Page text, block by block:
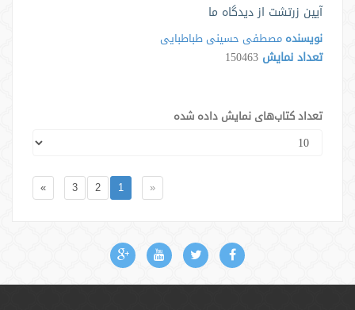
آیین زرتشت از دیدگاه ما
نویسنده مصطفی حسینی طباطبایی
تعداد نمایش 150463
تعداد کتاب‌های نمایش داده شده
«
1
2
3
»